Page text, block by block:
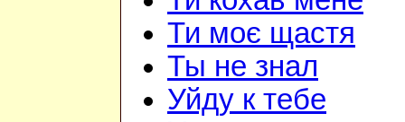
Ти моє щастя
Ты не знал
Уйду к тебе